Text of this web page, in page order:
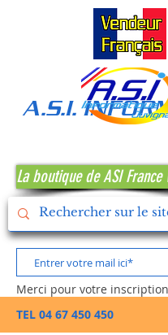
TEL 04 67 450 450
A.S.I.
La boutique de ASI
Merci pour votre inscription